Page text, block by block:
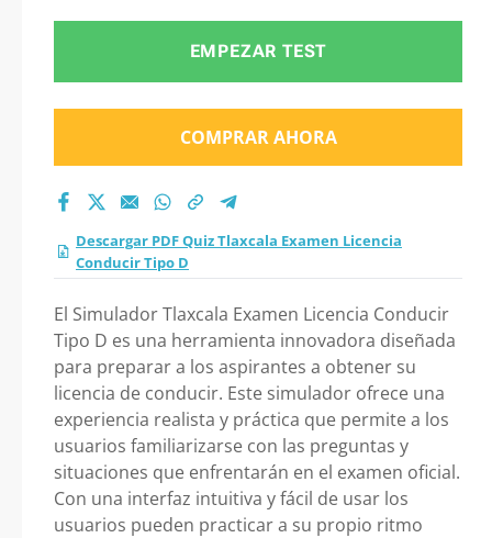
Tipo D 2026?
EMPEZAR TEST
COMPRAR AHORA
Descargar PDF Quiz Tlaxcala Examen Licencia
Conducir Tipo D
El Simulador Tlaxcala Examen Licencia Conducir
Tipo D es una herramienta innovadora diseñada
para preparar a los aspirantes a obtener su
licencia de conducir. Este simulador ofrece una
experiencia realista y práctica que permite a los
usuarios familiarizarse con las preguntas y
situaciones que enfrentarán en el examen oficial.
Con una interfaz intuitiva y fácil de usar los
usuarios pueden practicar a su propio ritmo